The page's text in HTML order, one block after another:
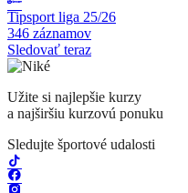
Tipsport liga 25/26
346 záznamov
Sledovať teraz
Užite si najlepšie kurzy
a najširšiu kurzovú ponuku
Sledujte športové udalosti